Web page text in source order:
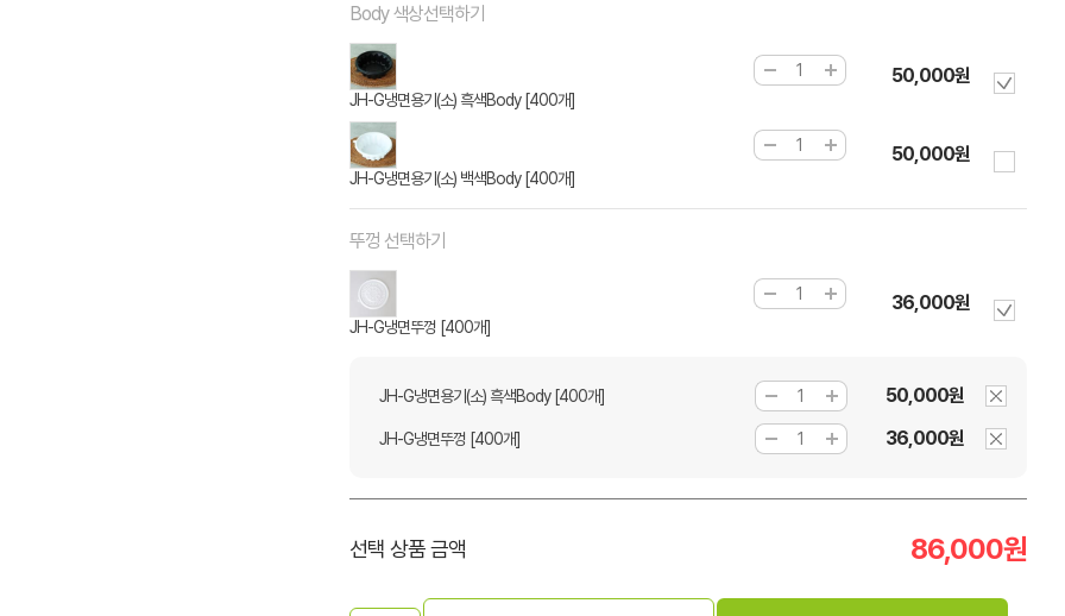
Body 색상선택하기
JH-G냉면용기(소) 흑색Body [400개]
50,000원
JH-G냉면용기(소) 백색Body [400개]
50,000원
뚜껑 선택하기
JH-G냉면뚜껑 [400개]
36,000원
JH-G냉면용기(소) 흑색Body [400개] 50,000원
JH-G냉면뚜껑 [400개] 36,000원
선택 상품 금액 86,000원